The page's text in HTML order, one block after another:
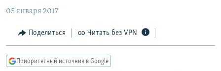
содержанию
Вернутся
главной
навигации
ЦИТАТЫ СВОБОДЫ
МНЕНИЯ
КУЛЬТУРА
IDEL.РЕАЛИИ
05 января 2017
Поделиться Читать без VPN
Приоритетный источник в Google